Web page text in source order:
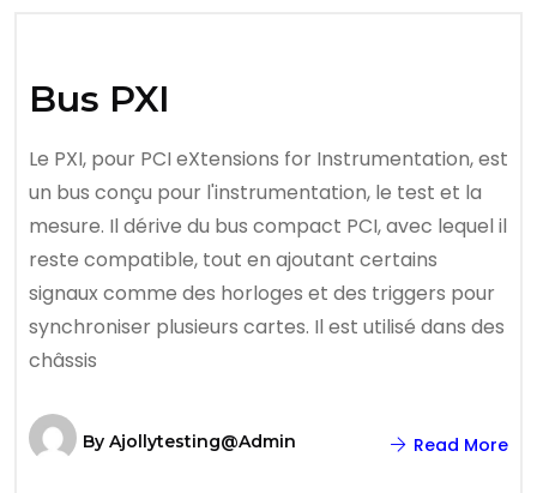
Bus PXI
Le PXI, pour PCI eXtensions for Instrumentation, est
un bus conçu pour l'instrumentation, le test et la
mesure. Il dérive du bus compact PCI, avec lequel il
reste compatible, tout en ajoutant certains
signaux comme des horloges et des triggers pour
synchroniser plusieurs cartes. Il est utilisé dans des
châssis
By Ajollytesting@admin Read More